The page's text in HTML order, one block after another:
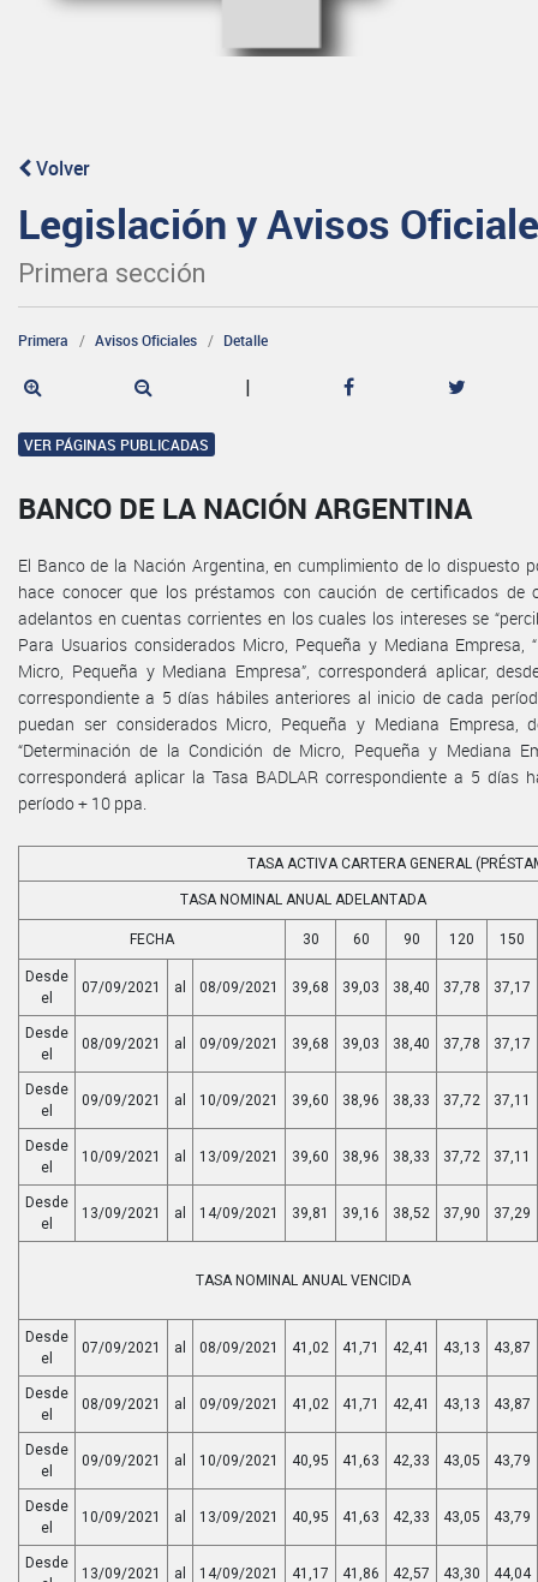
Volver
Legislación y Avisos
Primera sección
Primera Avisos Oficiales Detalle
|
VER PÁGINAS PUBLICADAS
BANCO DE LA NACIÓN ARGENTINA
El Banco de la Nación Argentina, en cumplimiento de lo dispuesto
hace conocer que los préstamos con caución de certificados
adelantos en cuentas corrientes en los cuales los intereses se
Para Usuarios considerados Micro, Pequeña y Mediana Empresa,
Micro, Pequeña y Mediana Empresa”, corresponderá aplicar,
correspondiente a 5 días hábiles anteriores al inicio de cada
puedan ser considerados Micro, Pequeña y Mediana
“Determinación de la Condición de Micro, Pequeña y Mediana
corresponderá aplicar la Tasa BADLAR correspondiente a 5 días
período + 10 ppa.
TASA ACTIVA CARTERA GENERAL
TASA NOMINAL ANUAL ADELANTADA
FECHA 30 60 90 120 150
Desde
el
07/09/2021 al 08/09/2021 39,68 39,03 38,40 37,78 37,17
Desde
el
08/09/2021 al 09/09/2021 39,68 39,03 38,40 37,78 37,17
Desde
el
09/09/2021 al 10/09/2021 39,60 38,96 38,33 37,72 37,11
Desde
el
10/09/2021 al 13/09/2021 39,60 38,96 38,33 37,72 37,11
Desde
el
13/09/2021 al 14/09/2021 39,81 39,16 38,52 37,90 37,29
TASA NOMINAL ANUAL VENCIDA
Desde
el
07/09/2021 al 08/09/2021 41,02 41,71 42,41 43,13 43,87
Desde
el
08/09/2021 al 09/09/2021 41,02 41,71 42,41 43,13 43,87
Desde
el
09/09/2021 al 10/09/2021 40,95 41,63 42,33 43,05 43,79
Desde
el
10/09/2021 al 13/09/2021 40,95 41,63 42,33 43,05 43,79
Desde
13/09/2021 al 14/09/2021 41,17 41,86 42,57 43,30 44,04